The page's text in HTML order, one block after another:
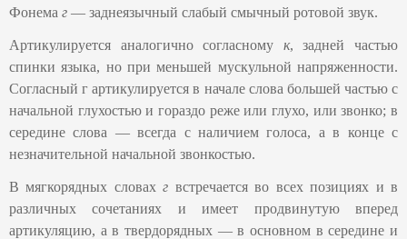
Фонема г — заднеязычный слабый смычный ротовой звук.
Артикулируется аналогично согласному к, задней частью
спинки языка, но при меньшей мускульной напряженности.
Согласный г артикулируется в начале слова большей частью с
начальной глухостью и гораздо реже или глухо, или звонко; в
середине слова — всегда с наличием голоса, а в конце с
незначительной начальной звонкостью.
В мягкорядных словахг встречается во всех позициях и в
различных сочетаниях и имеет продвинутую вперед
артикуляцию, а в твердорядных — в основном в середине и